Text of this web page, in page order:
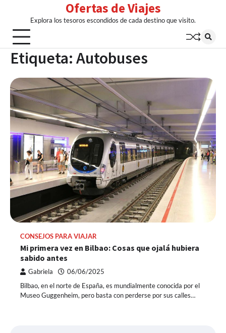
content
Ofertas de Viajes
Explora los tesoros escondidos de cada destino que visito.
Etiqueta: Autobuses
CONSEJOS PARA VIAJAR
Mi primera vez en Bilbao: Cosas que ojalá hubiera
sabido antes
Gabriela 06/06/2025
Bilbao, en el norte de España, es mundialmente conocida por el
Museo Guggenheim, pero basta con perderse por sus calles…